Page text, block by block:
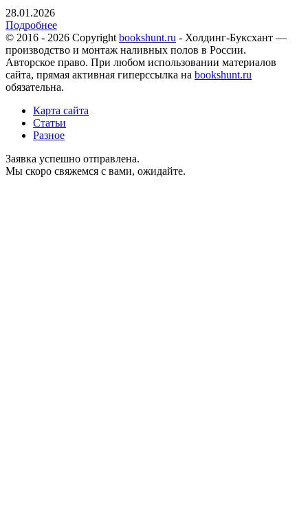
28.01.2026
Подробнее
© 2016 - 2026 Copyright bookshunt.ru - Холдинг-Буксхант —
производство и монтаж наливных полов в России.
Авторское право. При любом использовании материалов
сайта, прямая активная гиперссылка на bookshunt.ru
обязательна.
Карта сайта
Статьи
Разное
Заявка успешно отправлена.
Мы скоро свяжемся с вами, ожидайте.